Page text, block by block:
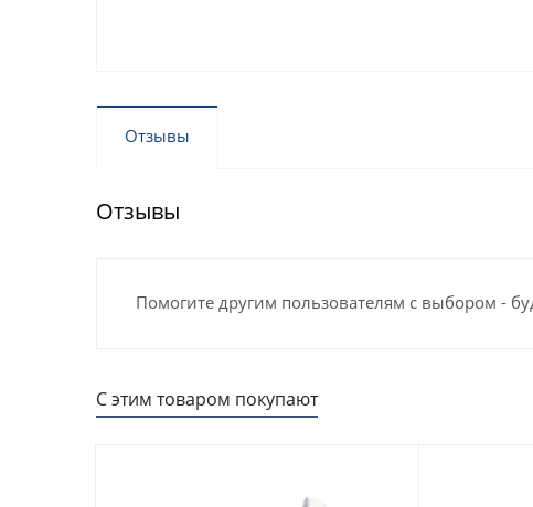
Отзывы
Отзывы
Помогите другим пользователям с выбором -
С этим товаром покупают